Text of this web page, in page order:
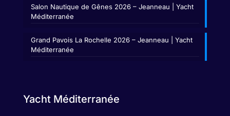
Salon Nautique de Gênes 2026 – Jeanneau | Yacht
Méditerranée
Grand Pavois La Rochelle 2026 – Jeanneau | Yacht
Méditerranée
Yacht Méditerranée